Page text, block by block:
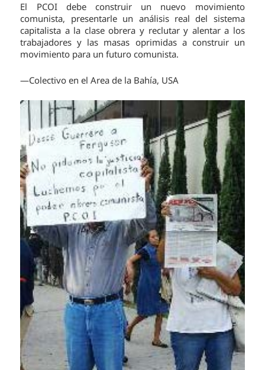
El PCOI debe construir un nuevo movimiento
comunista, presentarle un análisis real del sistema
capitalista a la clase obrera y reclutar y alentar a los
trabajadores y las masas oprimidas a construir un
movimiento para un futuro comunista.
—Colectivo en el Area de la Bahía, USA